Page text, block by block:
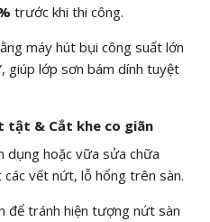
trước khi thi công.
máy hút bụi công suất lớn
giúp lớp sơn bám dính tuyệt
tật & Cắt khe co giãn
dụng hoặc vữa sửa chữa
vết nứt, lỗ hổng trên sàn.
để tránh hiện tượng nứt sàn